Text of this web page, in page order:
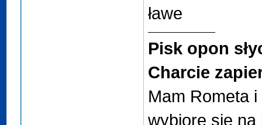
ławe
Pisk opon
Charcie
Mam Rometa
wybiorę się na